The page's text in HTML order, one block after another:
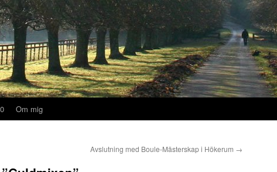
Om mig
Avslutning med Boule-Mästerskap i Hökerum →